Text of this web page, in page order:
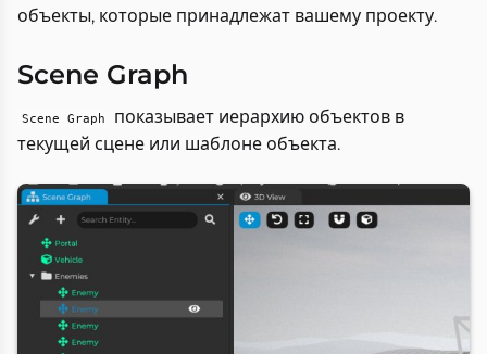
объекты, которые принадлежат вашему проекту.
Scene Graph
Scene Graph
показывает иерархию объектов в
текущей сцене или шаблоне объекта.